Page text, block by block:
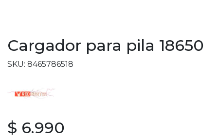
Cargador para pila 18650
SKU: 8465786518
$ 6.990